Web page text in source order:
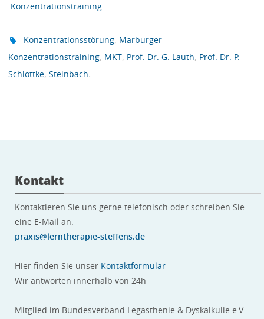
Konzentrationstraining
Konzentrationsstörung, Marburger
Konzentrationstraining, MKT, Prof. Dr. G. Lauth, Prof. Dr. P.
Schlottke, Steinbach.
Kontakt
Kontaktieren Sie uns gerne telefonisch oder schreiben Sie
eine E-Mail an:
praxis@lerntherapie-steffens.de
Hier finden Sie unser Kontaktformular
Wir antworten innerhalb von 24h
Mitglied im Bundesverband Legasthenie & Dyskalkulie e.V.